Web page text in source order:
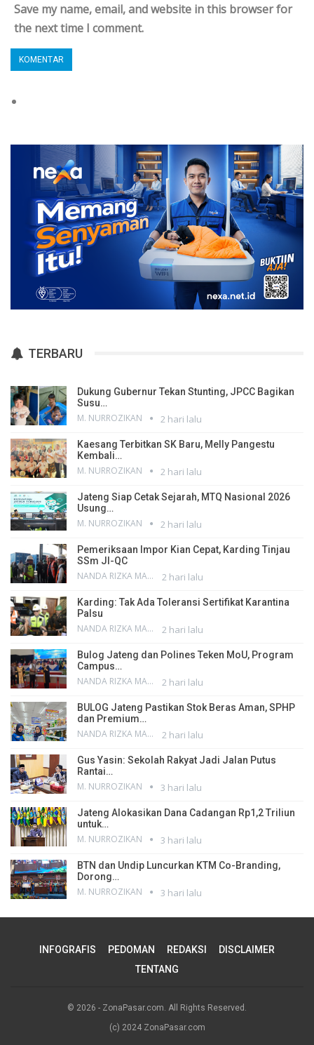
Save my name, email, and website in this browser for
the next time I comment.
TERBARU
Dukung Gubernur Tekan Stunting, JPCC Bagikan
Susu…
M. NURROZIKAN 2 hari lalu
Kaesang Terbitkan SK Baru, Melly Pangestu
Kembali…
M. NURROZIKAN 2 hari lalu
Jateng Siap Cetak Sejarah, MTQ Nasional 2026
Usung…
M. NURROZIKAN 2 hari lalu
Pemeriksaan Impor Kian Cepat, Karding Tinjau
SSm JI-QC
NANDA RIZKA MAHENDRA 2 hari lalu
Karding: Tak Ada Toleransi Sertifikat Karantina
Palsu
NANDA RIZKA MAHENDRA 2 hari lalu
Bulog Jateng dan Polines Teken MoU, Program
Campus…
NANDA RIZKA MAHENDRA 2 hari lalu
BULOG Jateng Pastikan Stok Beras Aman, SPHP
dan Premium…
NANDA RIZKA MAHENDRA 2 hari lalu
Gus Yasin: Sekolah Rakyat Jadi Jalan Putus
Rantai…
M. NURROZIKAN 3 hari lalu
Jateng Alokasikan Dana Cadangan Rp1,2 Triliun
untuk…
M. NURROZIKAN 3 hari lalu
BTN dan Undip Luncurkan KTM Co-Branding,
Dorong…
M. NURROZIKAN 3 hari lalu
INFOGRAFIS PEDOMAN REDAKSI
DISCLAIMER
TENTANG
© 2026 - ZonaPasar.com. All Rights Reserved.
(c) 2024 ZonaPasar.com